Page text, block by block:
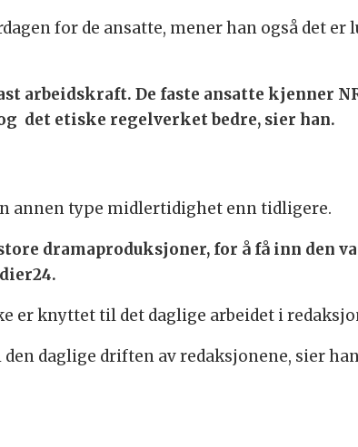
for de ansatte, mener han også det er
arbeidskraft. De faste ansatte kjenner
det etiske regelverket bedre, sier han.
annen type midlertidighet enn tidligere.
dramaproduksjoner, for å få inn den
er knyttet til det daglige arbeidet i
daglige driften av redaksjonene, sier